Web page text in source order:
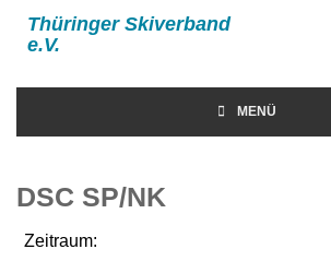
Thüringer Skiverband
e.V.
MENÜ
DSC SP/NK
Zeitraum: